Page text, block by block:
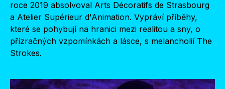
roce 2019 absolvoval Arts Décoratifs de Strasbourg
a Atelier Supérieur d'Animation. Vypráví příběhy,
které se pohybují na hranici mezi realitou a sny, o
přízračných vzpomínkách a lásce, s melancholií The
Strokes.